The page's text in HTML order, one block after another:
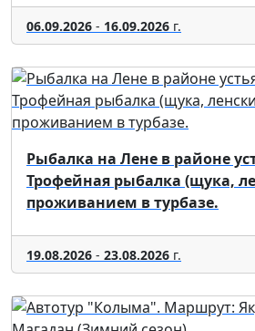
06.09.2026 - 16.09.2026 г.
Рыбалка на Лене в районе
Трофейная рыбалка (щука,
проживанием в турбазе.
19.08.2026 - 23.08.2026 г.